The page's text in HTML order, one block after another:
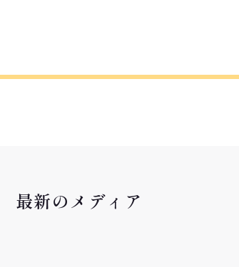
最新のメディア